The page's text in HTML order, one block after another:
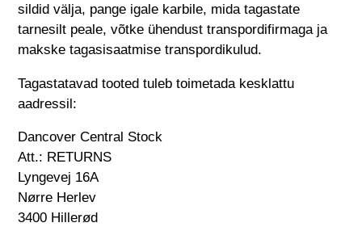
sildid välja, pange igale karbile, mida tagastate
tarnesilt peale, võtke ühendust transpordifirmaga ja
makske tagasisaatmise transpordikulud.
Tagastatavad tooted tuleb toimetada kesklattu
aadressil:
Dancover Central Stock
Att.: RETURNS
Lyngevej 16A
Nørre Herlev
3400 Hillerød